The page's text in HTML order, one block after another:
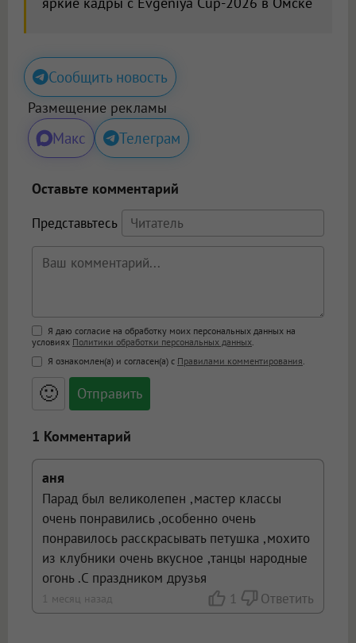
Сообщить новость
Размещение рекламы
Макс Телеграм
Оставьте комментарий
Представьтесь
Поддержка HTML
<b>, <strong>, <u>, <i>, <em>, <s>, <big>,
<small>, <sup>, <sub>, <pre>, <ul>, <ol>, <li>,
<blockquote>, <code> экранирует HTML,
адреса URL автоматически становятся
ссылками, и [img]адрес[/img] будет
Я даю согласие на обработку моих персональных данных на
условиях Политики обработки персональных данных.
Я ознакомлен(а) и согласен(а) с Правилами комментирования.
🙂
1 Комментарий
аня
Парад был великолепен ,мастер классы
очень понравились ,особенно очень
понравилось расскрасывать петушка ,мохито
из клубники очень вкусное ,танцы народные
огонь .С праздником друзья
1 месяц назад 1 Ответить